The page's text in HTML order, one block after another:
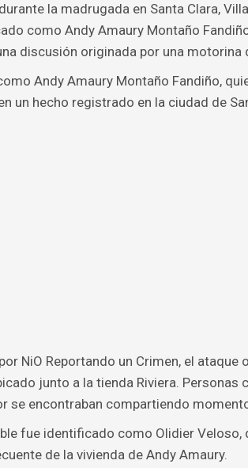
la madrugada en Santa Clara,
como Andy Amaury Montaño
discusión originada por una motorina
Andy Amaury Montaño Fandiño,
un hecho registrado en la ciudad de
NiO Reportando un Crimen, el
junto a la tienda Riviera. Personas
se encontraban compartiendo
fue identificado como Olidier
de la vivienda de Andy Amaury.